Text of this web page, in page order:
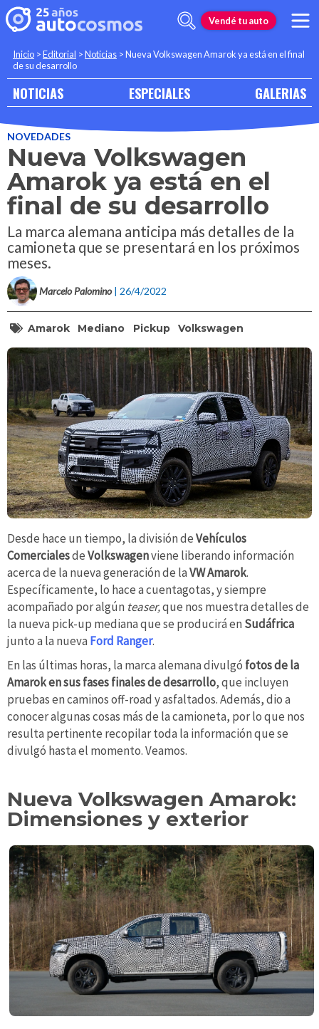
Vendé tu auto
Inicio >Editorial >Noticias >Nueva Volkswagen Amarok ya está en el final
de su desarrollo
NOTICIAS ESPECIALES GALERIAS
NOVEDADES
Nueva Volkswagen
Amarok ya está en el
final de su desarrollo
La marca alemana anticipa más detalles de la
camioneta que se presentará en los próximos
meses.
Marcelo Palomino | 26/4/2022
Amarok Mediano Pickup Volkswagen
Desde hace un tiempo, la división deVehículos
ComercialesdeVolkswagenviene liberando información
acerca de la nueva generación de laVW Amarok.
Específicamente, lo hace a cuentagotas, y siempre
acompañado por algún teaser,que nos muestra detalles de
la nueva pick-up mediana que se producirá en Sudáfrica
junto a la nueva Ford Ranger.
En las últimas horas, la marca alemana divulgó fotos de la
Amarok en sus fases finales de desarrollo, que incluyen
pruebas en caminos off-road y asfaltados. Además, dio a
conocer algunas cosas más de la camioneta, por lo que nos
resulta pertinente recopilar toda la información que se
divulgó hasta el momento. Veamos.
Nueva Volkswagen Amarok:
Dimensiones y exterior